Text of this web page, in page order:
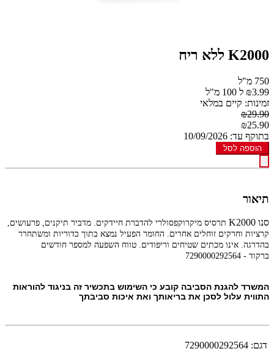
K2000 ללא ריח
750 מ"ל
₪3.99 ל 100 מ"ל
זמינות: קיים במלאי
₪29.90
₪25.90
בתוקף עד: 10/09/2026
הוספה לסל
תיאור
סנו K2000
תרסיס מיקרוקפסולרי להדברת חיידקים. מדביר תיקנים, פרעושים,
קרציות וחרקים זוחלים אחרים. החומר הפעיל נמצא בתוך כדוריות ומשתחרר
בהדרגה. אינו מכתים שטיחים וריפודים. טווח השפעה למספר חודשים
ברקוד - 7290000292564
המשרד להגנת הסביבה קובע כי השימוש בתכשיר זה בניגוד להוראות
התווית עלול לסכן את בריאותך ואת איכות סביבתך
דגם: 7290000292564